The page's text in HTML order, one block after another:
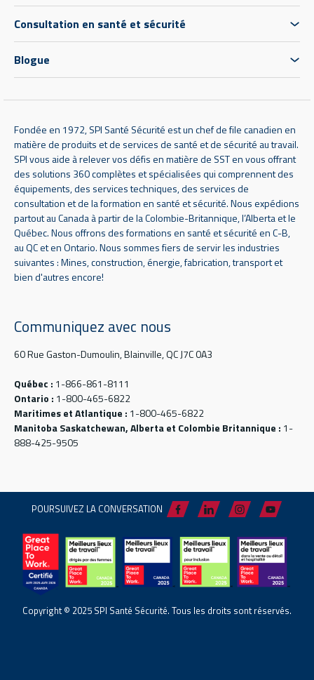
Consultation en santé et sécurité
Blogue
Fondée en 1972, SPI Santé Sécurité est un chef de file canadien en
matière de produits et de services de santé et de sécurité au travail.
SPI vous aide à relever vos défis en matière de SST en vous offrant
des solutions 360 complètes et spécialisées qui comprennent des
équipements, des services techniques, des services de
consultation et de la formation en santé et sécurité. Nous expédions
partout au Canada à partir de la Colombie-Britannique, l’Alberta et le
Québec. Nous offrons des formations en santé et sécurité en C-B,
au QC et en Ontario. Nous sommes fiers de servir les industries
suivantes : Mines, construction, énergie, fabrication, transport et
bien d'autres encore!
Communiquez avec nous
60 Rue Gaston-Dumoulin, Blainville, QC J7C 0A3
Québec : 1-866-861-8111
Ontario : 1-800-465-6822
Maritimes et Atlantique : 1-800-465-6822
Manitoba Saskatchewan, Alberta et Colombie Britannique : 1-
888-425-9505
POURSUIVEZ LA CONVERSATION
Copyright © 2025 SPI Santé Sécurité. Tous les droits sont réservés.